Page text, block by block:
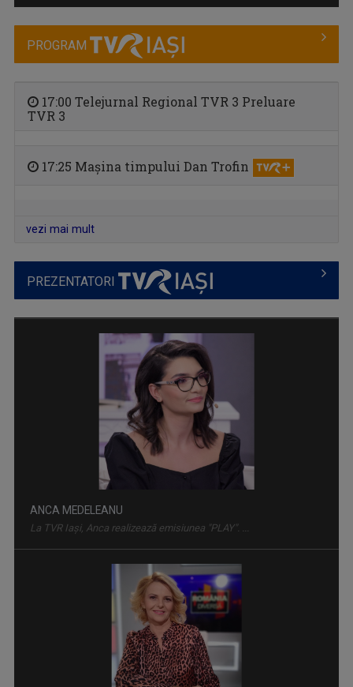
CĂLĂTORIE CU GUST
Emisiune cu specific sportiv, care abordează ...
Magazin de familie și divertisment
PROGRAM
17:00 Telejurnal Regional TVR 3 Preluare
TVR 3
17:25 Mașina timpului Dan Trofin
vezi mai mult
PREZENTATORI
ANCA MEDELEANU
La TVR Iaşi, Anca realizează emisiunea "PLAY". ...